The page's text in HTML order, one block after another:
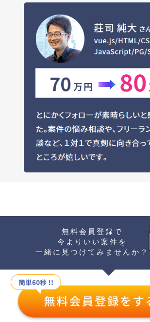
無料会員登録で
今よりいい案件を
一緒に見つけてみませんか？